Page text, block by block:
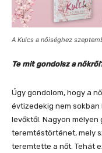
A Kulcs a nőiséghez
Te mit gondolsz a
Úgy gondolom, hogy a
évtizedekig nem
levőktől. Nagyon
teremtéstörténet, mely
teremtette a nőt. Tehát